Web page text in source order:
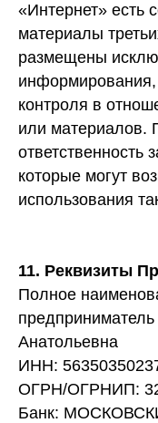
«Интернет» есть
материалы
размещены
контроля в
или материалов.
которые могут
использования
11. Реквизиты
Полное
Анатольевна
ИНН:
ОГРН/ОГРНИП:
Банк: